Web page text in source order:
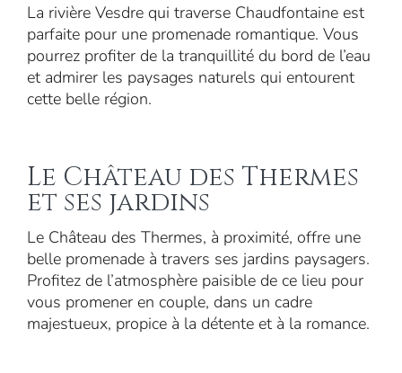
La rivière Vesdre qui traverse Chaudfontaine est
parfaite pour une promenade romantique. Vous
pourrez profiter de la tranquillité du bord de l’eau
et admirer les paysages naturels qui entourent
cette belle région.
Le Château des Thermes
et ses jardins
Le Château des Thermes, à proximité, offre une
belle promenade à travers ses jardins paysagers.
Profitez de l’atmosphère paisible de ce lieu pour
vous promener en couple, dans un cadre
majestueux, propice à la détente et à la romance.